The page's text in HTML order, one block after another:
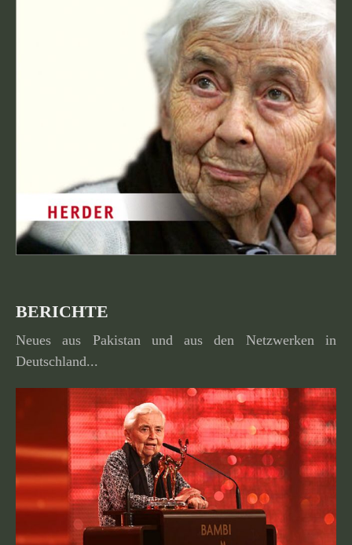
BERICHTE
Neues aus Pakistan und aus den Netzwerken in
Deutschland...